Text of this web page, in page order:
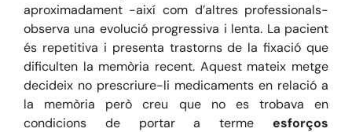
aproximadament -així com d’altres professionals-
observa una evolució progressiva i lenta. La pacient
és repetitiva i presenta trastorns de la fixació que
dificulten la memòria recent. Aquest mateix metge
decideix no prescriure-li medicaments en relació a
la memòria però creu que no es trobava en
condicions de portar a termeesforços